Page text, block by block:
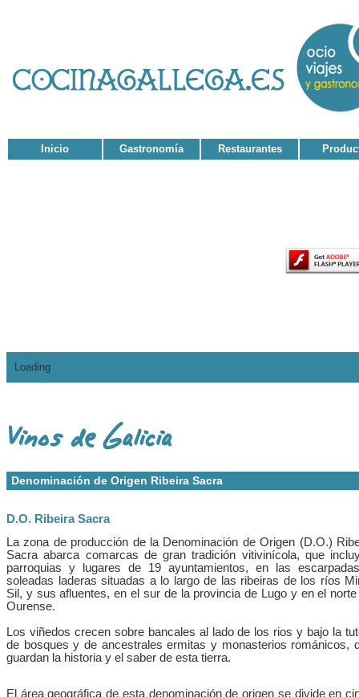
Inicio Gastronomía Restaurantes
Loading
Denominación de Origen Ribeira Sacra
D.O. Ribeira Sacra
La zona de producción de la Denominación de Origen (D.O.)
Sacra abarca comarcas de gran tradición vitivinícola, que
parroquias y lugares de 19 ayuntamientos, en las
soleadas laderas situadas a lo largo de las ribeiras de los ríos
Sil, y sus afluentes, en el sur de la provincia de Lugo y en el norte
Ourense.
Los viñedos crecen sobre bancales al lado de los rios y bajo la
de bosques y de ancestrales ermitas y monasterios románicos,
guardan la historia y el saber de esta tierra.
El área geográfica de esta denominación de origen se divide en